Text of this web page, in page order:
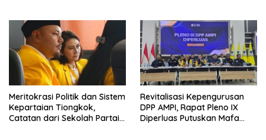
Meritokrasi Politik dan Sistem
Kepartaian Tiongkok,
Catatan dari Sekolah Partai
Revitalisasi Kepengurusan
DPP AMPI, Rapat Pleno IX
Diperluas Putuskan Mafa